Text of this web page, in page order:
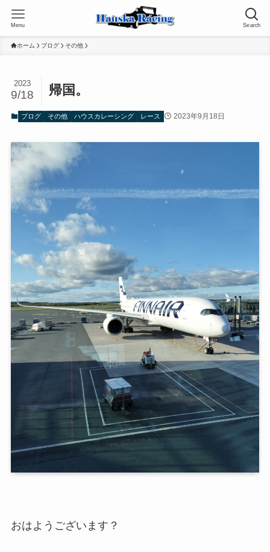
Search
Menu
ホーム ブログ その他
帰国。
2023
9/18
ブログ その他 ハウスカレーシング レース 2023年9月18日
おはようございます？